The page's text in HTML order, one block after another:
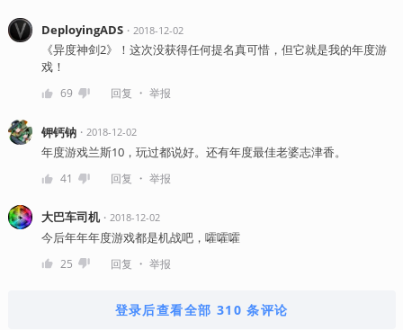
DeployingADS・ 2018-12-02
《异度神剑2》！这次没获得任何提名真可惜，但它就是我的年度游
戏！
69 回复 ・ 举报
钾钙钠・ 2018-12-02
年度游戏兰斯10，玩过都说好。还有年度最佳老婆志津香。
41 回复 ・ 举报
大巴车司机・ 2018-12-02
今后年年年度游戏都是机战吧，嚯嚯嚯
25 回复 ・ 举报
登录后查看全部 310 条评论